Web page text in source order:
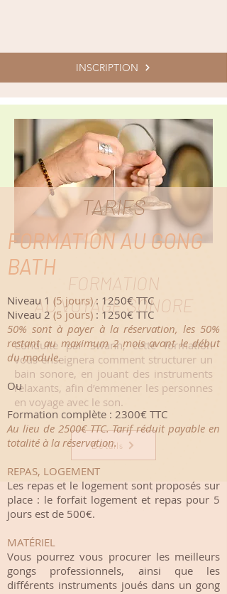
INSCRIPTION
FORMATION
AU VOYAGE SONORE
Conduite par Swann, cette formation
vous enseignera comment structurer un
bain sonore, en jouant des instruments
relaxants, afin d’emmener les personnes
en voyage avec le son.
Détails
TARIFS
FORMATION AU GONG
BATH
Niveau 1 (5 jours): 1250€ TTC
Niveau 2(5 jours) : 1250€ TTC
50% sont à payer à la réservation, les 50%
restant au maximum 2 mois avant le début
du module.
Ou
Formation complète : 2300€ TTC
Au lieu de 2500€ TTC. Tarif réduit payable en
totalité à la réservation.
REPAS, LOGEMENT
Les repas et le logement sont proposés sur
place : le forfait logement et repas pour 5
jours est de 500€.
MATÉRIEL
Vous pourrez vous procurer les meilleurs
gongs professionnels, ainsi que les
différents instruments joués dans un gong